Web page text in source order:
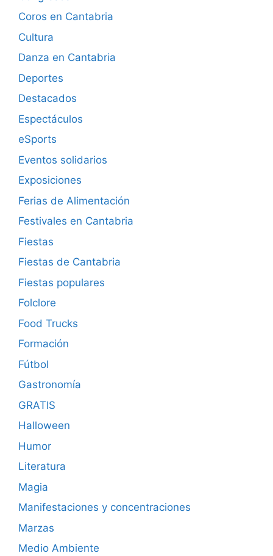
Coros en Cantabria
Cultura
Danza en Cantabria
Deportes
Destacados
Espectáculos
eSports
Eventos solidarios
Exposiciones
Ferias de Alimentación
Festivales en Cantabria
Fiestas
Fiestas de Cantabria
Fiestas populares
Folclore
Food Trucks
Formación
Fútbol
Gastronomía
GRATIS
Halloween
Humor
Literatura
Magia
Manifestaciones y concentraciones
Marzas
Medio Ambiente